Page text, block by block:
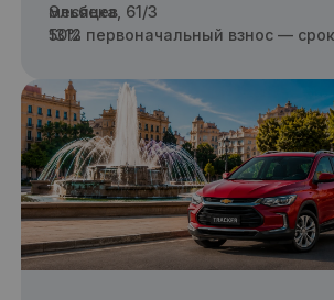
месяцев
50% первоначальный взнос —
Эльбека, 61/3
1312